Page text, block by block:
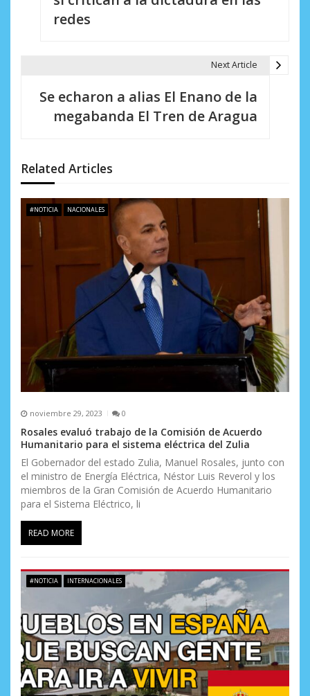
d
e
e
t
a
s
redes
Next Article
Se echaron a alias El Enano de la
megabanda El Tren de Aragua
Related Articles
#NOTICIA NACIONALES
noviembre 29, 2023 0
Rosales evaluó trabajo de la Comisión de Acuerdo
Humanitario para el sistema eléctrica del Zulia
El Gobernador del estado Zulia, Manuel Rosales, junto con
el ministro de Energía Eléctrica, Néstor Luis Reverol y los
miembros de la Gran Comisión de Acuerdo Humanitario
para el Sistema Eléctrico, li
READ MORE
#NOTICIA INTERNACIONALES